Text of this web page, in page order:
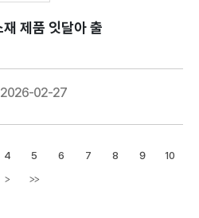
2026-02-27
4 5 6 7 8 9 10
>다음페이지
>>